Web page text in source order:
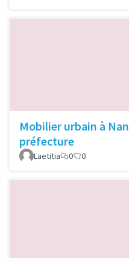
Mobilier urbain à
préfecture
Laetitia 0 0